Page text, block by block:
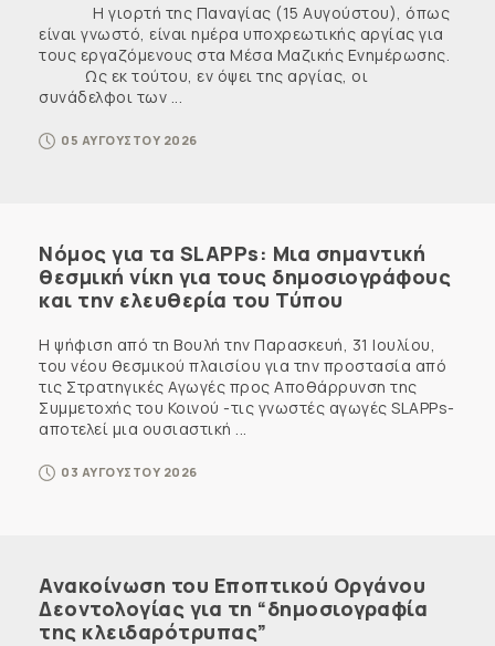
Η γιορτή της Παναγίας (15 Αυγούστου), όπως
είναι γνωστό, είναι ημέρα υποχρεωτικής αργίας για
τους εργαζόμενους στα Μέσα Μαζικής Ενημέρωσης.
Ως εκ τούτου, εν όψει της αργίας, οι
συνάδελφοι των ...
05 ΑΥΓΟΥΣΤΟΥ 2026
Νόμος για τα SLAPPs: Μια σημαντική
θεσμική νίκη για τους δημοσιογράφους
και την ελευθερία του Τύπου
Η ψήφιση από τη Βουλή την Παρασκευή, 31 Ιουλίου,
του νέου θεσμικού πλαισίου για την προστασία από
τις Στρατηγικές Αγωγές προς Αποθάρρυνση της
Συμμετοχής του Κοινού -τις γνωστές αγωγές SLAPPs-
αποτελεί μια ουσιαστική ...
03 ΑΥΓΟΥΣΤΟΥ 2026
Ανακοίνωση του Εποπτικού Οργάνου
Δεοντολογίας για τη “δημοσιογραφία
της κλειδαρότρυπας”